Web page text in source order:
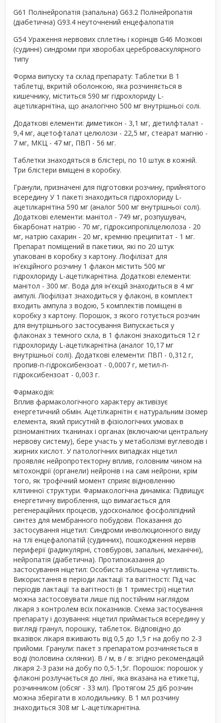
G61 Полінейропатія (запальна) G63.2 Полінейропатія
(діабетична) G93.4 неуточнений енцефалопатія
G54 Ураження нервових сплетінь і корінців G46 Мозкові
(судинні) синдроми при хворобах цереброваскулярного
типу
Форма випуску та склад препарату: Таблетки В 1
таблетці, вкритій оболонкою, яка розчиняється в
кишечнику, міститься 590 мг гідрохлориду L-
ацетілкарнітіна, що аналогічно 500 мг внутрішньої солі.
Додаткові елементи: диметикон - 3,1 мг, діетилфталат -
9,4 мг, ацетофталат целюлози - 22,5 мг, стеарат магнію -
7 мг, МКЦ - 47 мг, ПВП - 56 мг.
Таблетки знаходяться в блістері, по 10 штук в кожній.
Три блістери вміщені в коробку.
Гранули, призначені для підготовки розчину, прийнятого
всередину У 1 пакеті знаходиться гідрохлориду L-
ацетілкарнітіна 590 мг (аналог 500 мг внутрішньої солі).
Додаткові елементи: манітол - 749 мг, розпушувач,
бікарбонат натрію - 70 мг, гідроксипропілцелюлоза - 20
мг, натрію сахарин - 20 мг, кремнію преципитат - 1 мг.
Препарат поміщений в пакетики, які по 20 штук
упаковані в коробку з картону. Ліофілізат для
ін'єкційного розчину 1 флакон містить 500 мг
гідрохлориду L-ацетілкарнітіна. Додаткові елементи:
манітол - 300 мг. Вода для ін'єкцій знаходиться в 4 мг
ампулі. Ліофілізат знаходиться у флаконі, в комплект
входить ампула з водою, 5 комплектів поміщені в
коробку з картону. Порошок, з якого готується розчин
для внутрішнього застосування Випускається у
флаконах з темного скла, в 1 флаконі знаходиться 12 г
гідрохлориду L-ацетілкарнітіна (аналог 10,17 мг
внутрішньої солі). Додаткові елементи: ПВП - 0,312 г,
пропив-п-гідроксибензоат - 0,0007 г, метил-п-
гідроксибензоат - 0,003 г.
Фармакодія:
Вплив фармакологічного характеру активізує
енергетичний обмін. Ацетілкарнітін є натуральним ізомер
елемента, який присутній в фізіологічних умовах в
різноманітних тканинах і органах (включаючи центральну
нервову систему), бере участь у метаболізмі вуглеводів і
жирних кислот. У патологічних випадках ніцетил
проявляє нейропротекторну вплив, головним чином на
мітохондрії (органели) нейронів і на самі нейрони, крім
того, як трофічний момент сприяє відновленню
клітинної структури. Фармакологічна динаміка: Підвищує
енергетичну вироблення, що вимагається для
регенераційних процесів, удосконалює фосфоліпідний
синтез для мембранного побудови. Показання до
застосування ніцетил: Синдроми инволюционного виду
на тлі енцефалопатій (судинних), пошкодження нервів
периферії (радикулярні, стовбурові, запальні, механічні),
нейропатія (діабетична). Протипоказання до
застосування ніцетил: Особиста збільшена чутливість.
Використання в періоди лактації та вагітності: Під час
періодів лактації та вагітності (в 1 триместрі) ніцетил
можна застосовувати лише під постійним наглядом
лікаря з контролем всіх показників. Схема застосування
препарату і дозування: ніцетил приймається всередину у
вигляді гранул, порошку, таблеток. Відповідно до
вказівок лікаря вживають від 0,5 до 1,5 г на добу по 2-3
прийоми. Гранули: пакет з препаратом розчиняється в
воді (половина склянки). В / м, в / в: згідно рекомендацій
лікаря 2-3 рази на добу по 0,5-1,5г. Порошок: порошок у
флаконі розлучається до лінії, яка вказана на етикетці,
розчинником (обсяг - 33 мл). Протягом 25 діб розчин
можна зберігати в холодильнику. В 1 мл розчину
знаходиться 308 мг L-ацетілкарнітіна.